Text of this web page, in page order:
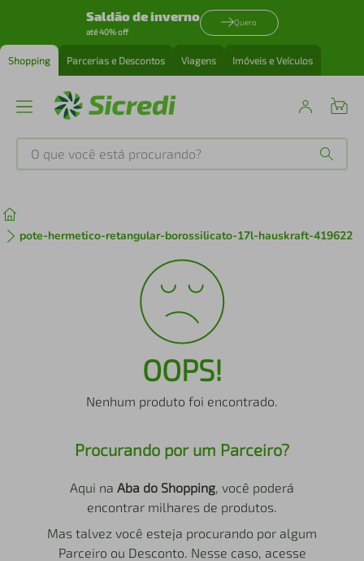
Saldão de inverno
até 40% off
Quero
Shopping Parcerias e Descontos Viagens Imóveis e Veículos
O que você está procurando?
pote-hermetico-retangular-borossilicato-17l-hauskraft-419622
OOPS!
Nenhum produto foi encontrado.
Procurando por um Parceiro?
Aqui na Aba do Shopping, você poderá
encontrar milhares de produtos.
Mas talvez você esteja procurando por algum
Parceiro ou Desconto. Nesse caso, acesse
º tenis
iphone